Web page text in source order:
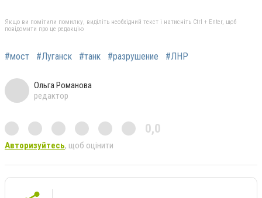
Якщо ви помітили помилку, виділіть необхідний текст і натисніть Ctrl + Enter, щоб
повідомити про це редакцію
#мост #Луганск #танк #разрушение #ЛНР
Ольга Романова
редактор
0,0
Авторизуйтесь, щоб оцінити